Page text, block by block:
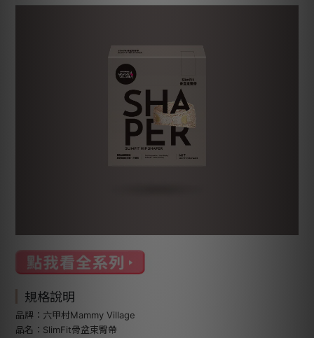
規格說明
品牌：六甲村Mammy Village
品名：SlimFit骨盆束臀帶